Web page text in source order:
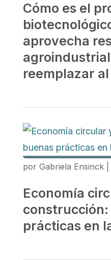
Cómo es el
aprovecha
reemplazar
por Gabriela Ensinck|
Economía
construcción:
prácticas en